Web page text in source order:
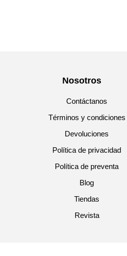
Nosotros
Contáctanos
Términos y condiciones
Devoluciones
Política de privacidad
Política de preventa
Blog
Tiendas
Revista